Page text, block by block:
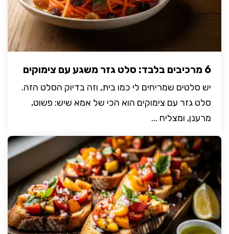
6 מרכיבים בלבד: סלט גזר משגע עם צימוקים
יש סלטים שמריחים לי כמו בית, וזה בדיוק הסלט הזה.
סלט גזר עם צימוקים הוא הכי של אמא שיש: פשוט,
מרענן, ומצליח ...